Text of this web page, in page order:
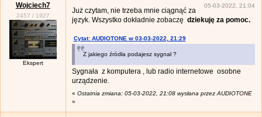
Wojciech7
2457 / 1927
Ekspert
05-03-2022, 21:04
Już czytam, nie trzeba mnie ciągnąć za
język. Wszystko dokładnie zobaczę dziekuję za pomoc.
Cytat: AUDIOTONE w 03-03-2022, 21:29
Z jakiego źródła podajesz sygnał ?
Sygnała z komputera , lub radio internetowe osobne
urządzenie.
« Ostatnia zmiana: 05-03-2022, 21:08 wysłana przez AUDIOTONE
»